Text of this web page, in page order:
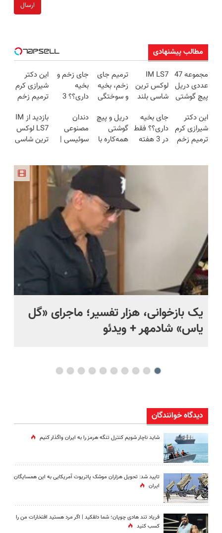
ارسال
مطالب پیشنهادی
مجموعه 47
عددی دریل
پیچ گوشتی
(تخفیف به
مدت
محدود)
IM LS7
لوکس ترین
شاسی بلند
ترمیم جای
زخم، بخیه
و سوختگی
هفته!!😍
جای زخم و
بخیه
داری؟؟ 3
محوش کن!
این دکتر
شیرازی کرم
ترمیم زخم
ساخت!!!
این دکتر
شیرازی کرم
ترمیم زخم
جای بخیه
داری؟؟ فقط
در 3 هفته
دریل و پیچ
گوشتی
همه‌کاره با
(نصف
قیمت بازار
🔥)
دندان
مصنوعی
سوئیسی |
طبیعی!
ویزیت
رایگان+پرداخت
اقساطی😍
بازدید از IM
LS7 لوکس
ترین شاسی
باشگاه
انقلاب
یک بازخوانی، هزار تفسیر؛ ماجرای «گل
یاس» شادمهر + ویدئو
دیدگاه خوانندگان
شاید ناچار شویم کنترل تنگه هرمز را به ایران واگذار کنیم
تایید شد: تحویل هزاران موشک پاتریوت آمریکایی به این همسایگان
ایران
فریاد تند هادی چوپان؛‌ شما دلقکید | اگر مرد هستید افتخارات من را
کسب کنید